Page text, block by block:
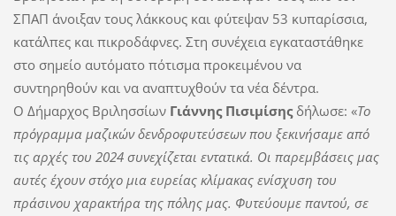
ΣΠΑΠ άνοιξαν τους λάκκους και φύτεψαν 53 κυπαρίσσια,
κατάλπες και πικροδάφνες. Στη συνέχεια εγκαταστάθηκε
στο σημείο αυτόματο πότισμα προκειμένου να
συντηρηθούν και να αναπτυχθούν τα νέα δέντρα.
Ο Δήμαρχος Βριλησσίων Γιάννης Πισιμίσηςδήλωσε: «Το
πρόγραμμα μαζικών δενδροφυτεύσεων που ξεκινήσαμε από
τις αρχές του 2024 συνεχίζεται εντατικά. Οι παρεμβάσεις μας
αυτές έχουν στόχο μια ευρείας κλίμακας ενίσχυση του
πράσινου χαρακτήρα της πόλης μας. Φυτεύουμε παντού, σε